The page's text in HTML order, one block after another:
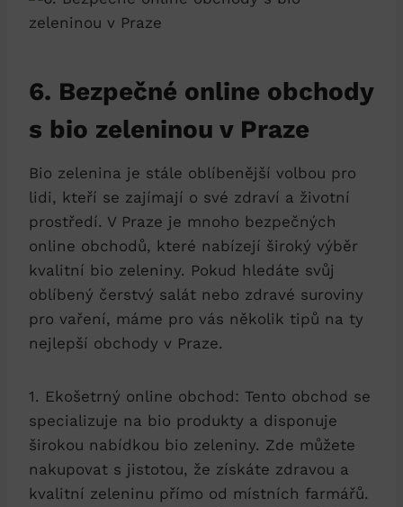
6. Bezpečné online obchody
s bio ‍zeleninou v​ Praze
Bio zelenina‌ je stále oblíbenější volbou ⁣pro
⁣lidi, kteří se zajímají o své zdraví a⁢ životní
prostředí. V Praze je ⁢mnoho ‌bezpečných⁢
online obchodů, které nabízejí široký ​výběr ​
kvalitní bio ⁤zeleniny.⁣ Pokud hledáte ⁢svůj
oblíbený čerstvý salát nebo⁢ zdravé suroviny
pro vaření, máme pro ⁤vás několik ‌tipů‌ na⁢ ty
nejlepší obchody v Praze.
1. Ekošetrný online obchod: Tento​ obchod​ se
​specializuje‌ na bio produkty a ‌disponuje
širokou nabídkou ‍bio zeleniny. Zde můžete
nakupovat s jistotou,‌ že získáte ⁣zdravou a
kvalitní zeleninu ⁤přímo od místních farmářů.